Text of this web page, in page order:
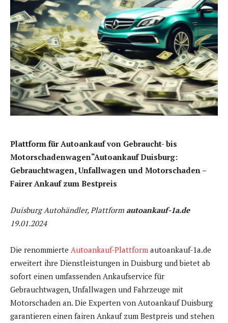
Plattform für Autoankauf von Gebraucht- bis
Motorschadenwagen“Autoankauf Duisburg:
Gebrauchtwagen, Unfallwagen und Motorschaden –
Fairer Ankauf zum Bestpreis
Duisburg Autohändler, Plattform autoankauf-1a.de
19.01.2024
Die renommierte Autoankauf-Plattform autoankauf-1a.de
erweitert ihre Dienstleistungen in Duisburg und bietet ab
sofort einen umfassenden Ankaufservice für
Gebrauchtwagen, Unfallwagen und Fahrzeuge mit
Motorschaden an. Die Experten von Autoankauf Duisburg
garantieren einen fairen Ankauf zum Bestpreis und stehen